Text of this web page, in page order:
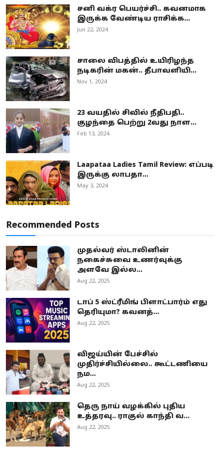
சனி வக்ர பெயர்ச்சி.. கவனமாக
இருக்க வேண்டிய ராசிக்க...
Jun 22, 2024
சாலை விபத்தில் உயிரிழந்த
நடிகரின் மகன்.. தீபாவளியி...
Nov 1, 2024
23 வயதில் சிவில் நீதிபதி..
குழந்தை பெற்று 2வது நாள...
Feb 13, 2024
Laapataa Ladies Tamil Review: எப்படி
இருக்கு லாபதா...
May 3, 2024
Recommended Posts
முதல்வர் ஸ்டாலினின்
நகைச்சுவை உணர்வுக்கு
அளவே இல்ல...
Aug 22, 2025
டாப் 5 ஸ்ட்ரீமிங் பிளாட்பார்ம் எது
தெரியுமா? கவனத்...
Aug 22, 2025
விஜய்யின் பேச்சில்
முதிர்ச்சியில்லை.. கூட்டணியை
நம...
Aug 22, 2025
தெரு நாய் வழக்கில் புதிய
உத்தரவு.. ராகுல் காந்தி வ...
Aug 22, 2025